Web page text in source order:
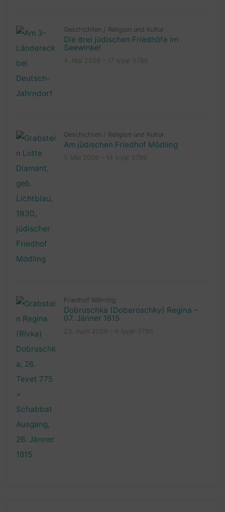
Geschichten / Religion und Kultur
Die drei jüdischen Friedhöfe im
Seewinkel
Geschichten / Religion und Kultur
Am jüdischen Friedhof Mödling
Friedhof Währing
Dobruschka (Doberoschky) Regina –
07. Jänner 1815